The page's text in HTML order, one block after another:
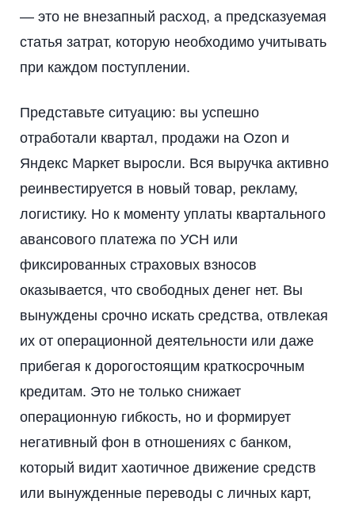
— это не внезапный расход, а предсказуемая
статья затрат, которую необходимо учитывать
при каждом поступлении.
Представьте ситуацию: вы успешно
отработали квартал, продажи на Ozon и
Яндекс Маркет выросли. Вся выручка активно
реинвестируется в новый товар, рекламу,
логистику. Но к моменту уплаты квартального
авансового платежа по УСН или
фиксированных страховых взносов
оказывается, что свободных денег нет. Вы
вынуждены срочно искать средства, отвлекая
их от операционной деятельности или даже
прибегая к дорогостоящим краткосрочным
кредитам. Это не только снижает
операционную гибкость, но и формирует
негативный фон в отношениях с банком,
который видит хаотичное движение средств
или вынужденные переводы с личных карт,